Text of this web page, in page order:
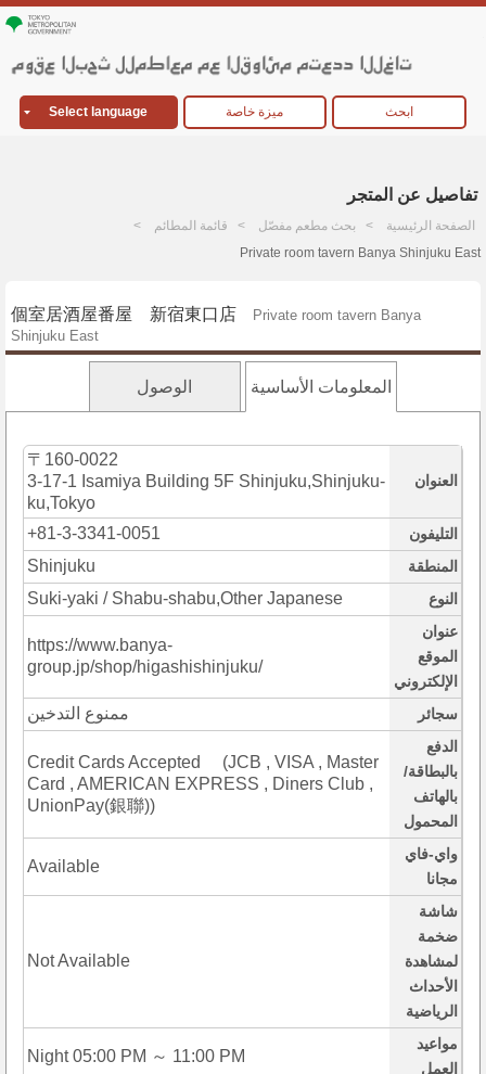
Select language ميزة خاصة ابحث
تفاصيل عن المتجر
الصفحة الرئيسية بحث مطعم مفصّل
قائمة المطائم
Private room tavern Banya Shinjuku East
個室居酒屋番屋 新宿東口店
Private room tavern Banya
Shinjuku East
المعلومات الأساسية الوصول
العنوان
〒160-0022
3-17-1 Isamiya Building 5F Shinjuku,Shinjuku-
ku,Tokyo
التليفون +81-3-3341-0051
المنطقة Shinjuku
النوع Suki-yaki / Shabu-shabu,Other Japanese
عنوان
الموقع
الإلكتروني
https://www.banya-
group.jp/shop/higashishinjuku/
سجائر ممنوع التدخين
الدفع
بالبطاقة/
بالهاتف
المحمول
Credit Cards Accepted (JCB , VISA , Master
Card , AMERICAN EXPRESS , Diners Club ,
UnionPay(銀聯))
واي-فاي
مجانا
Available
شاشة
ضخمة
لمشاهدة
الأحداث
الرياضية
Not Available
مواعيد
العمل
Night 05:00 PM ～ 11:00 PM